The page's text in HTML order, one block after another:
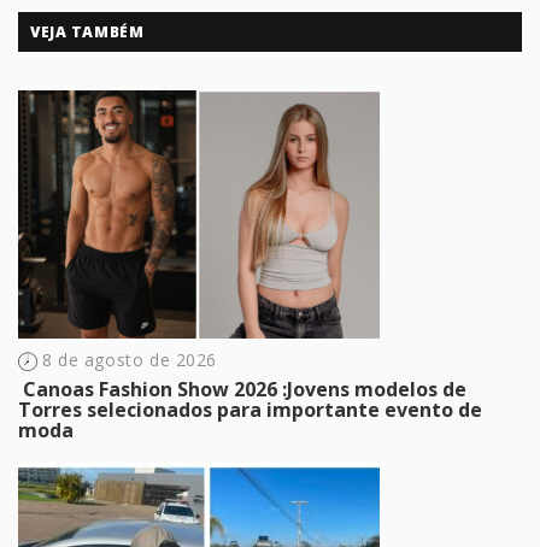
VEJA TAMBÉM
8 de agosto de 2026
​ Canoas Fashion Show 2026 :Jovens modelos de
Torres selecionados para importante evento de
moda